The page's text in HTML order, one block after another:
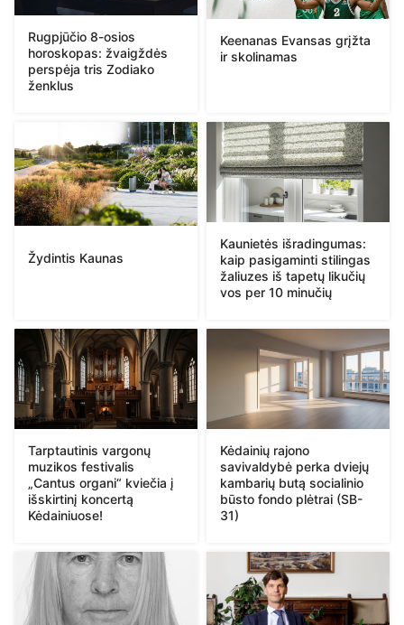
Rugpjūčio 8-osios
horoskopas: žvaigždės
perspėja tris Zodiako
ženklus
Keenanas Evansas grįžta
ir skolinamas
Žydintis Kaunas
Kaunietės išradingumas:
kaip pasigaminti stilingas
žaliuzes iš tapetų likučių
vos per 10 minučių
Tarptautinis vargonų
muzikos festivalis
„Cantus organi“ kviečia į
išskirtinį koncertą
Kėdainiuose!
Kėdainių rajono
savivaldybė perka dviejų
kambarių butą socialinio
būsto fondo plėtrai (SB-
31)